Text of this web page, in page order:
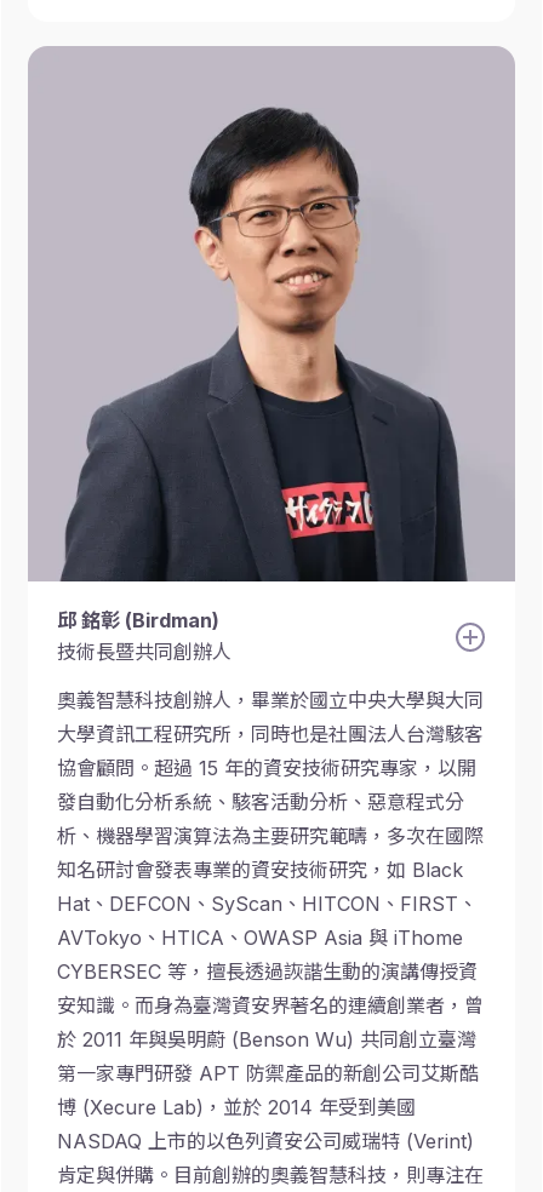
邱 銘彰 (Birdman)
技術長暨共同創辦人
奧義智慧科技創辦人，畢業於國立中央大學與大同
大學資訊工程研究所，同時也是社團法人台灣駭客
協會顧問。超過 15 年的資安技術研究專家，以開
發自動化分析系統、駭客活動分析、惡意程式分
析、機器學習演算法為主要研究範疇，多次在國際
知名研討會發表專業的資安技術研究，如 Black
Hat、DEFCON、SyScan、HITCON、FIRST、
AVTokyo、HTICA、OWASP Asia 與 iThome
CYBERSEC 等，擅長透過詼諧生動的演講傳授資
安知識。而身為臺灣資安界著名的連續創業者，曾
於 2011 年與吳明蔚 (Benson Wu) 共同創立臺灣
第一家專門研發 APT 防禦產品的新創公司艾斯酷
博 (Xecure Lab)，並於 2014 年受到美國
NASDAQ 上市的以色列資安公司威瑞特 (Verint)
肯定與併購。目前創辦的奧義智慧科技，則專注在